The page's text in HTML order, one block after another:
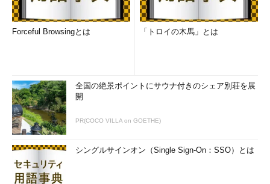
Forceful Browsingとは 「トロイの木馬」とは
全国の絶景ポイントにサウナ付きのシェア別荘を展
開
PR(COCO VILLA on GOETHE)
シングルサインオン（Single Sign-On：SSO）とは